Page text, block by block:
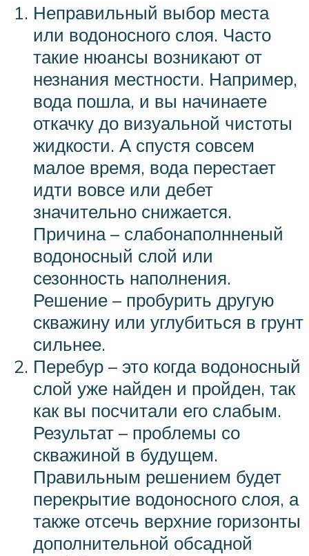
Неправильный выбор места
или водоносного слоя. Часто
такие нюансы возникают от
незнания местности. Например,
вода пошла, и вы начинаете
откачку до визуальной чистоты
жидкости. А спустя совсем
малое время, вода перестает
идти вовсе или дебет
значительно снижается.
Причина – слабонаполнненый
водоносный слой или
сезонность наполнения.
Решение – пробурить другую
скважину или углубиться в грунт
сильнее.
Перебур – это когда водоносный
слой уже найден и пройден, так
как вы посчитали его слабым.
Результат – проблемы со
скважиной в будущем.
Правильным решением будет
перекрытие водоносного слоя, а
также отсечь верхние горизонты
дополнительной обсадной